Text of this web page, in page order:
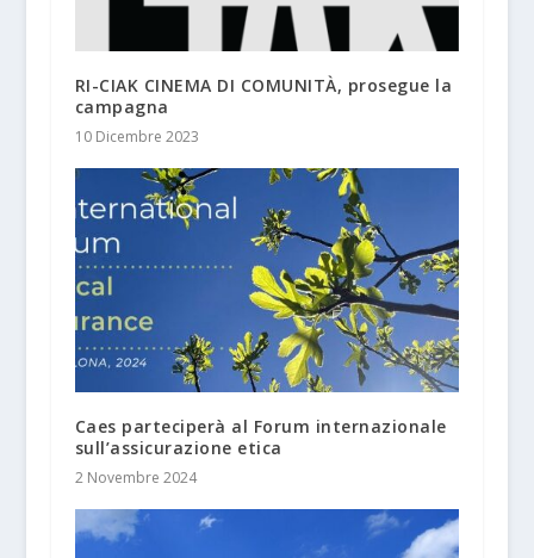
RI-CIAK CINEMA DI COMUNITÀ, prosegue la
campagna
10 Dicembre 2023
Caes parteciperà al Forum internazionale
sull’assicurazione etica
2 Novembre 2024